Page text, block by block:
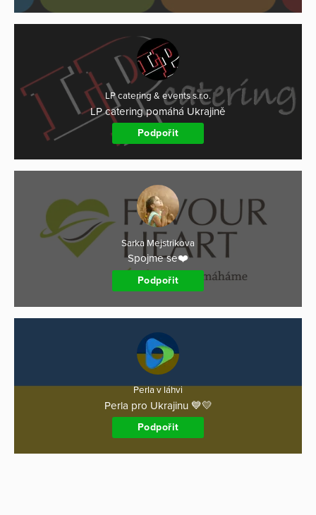
LP catering & events s.r.o.
LP catering pomáhá Ukrajině
Podpořit
Sarka Mejstrikova
Spojme se❤️
Podpořit
Perla v láhvi
Perla pro Ukrajinu 💙💛
Podpořit